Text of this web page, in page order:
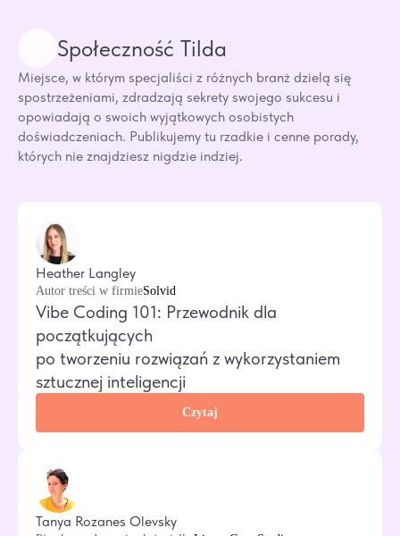
Społeczność Tilda
Miejsce, w którym specjaliści z różnych branż dzielą się
spostrzeżeniami, zdradzają sekrety swojego sukcesu i
opowiadają o swoich wyjątkowych osobistych
doświadczeniach. Publikujemy tu rzadkie i cenne porady,
których nie znajdziesz nigdzie indziej.
Heather Langley
Autor treści w firmieSolvid
Vibe Coding 101: Przewodnik dla
początkujących
po tworzeniu rozwiązań z wykorzystaniem
sztucznej inteligencji
Czytaj
Tanya Rozanes Olevsky